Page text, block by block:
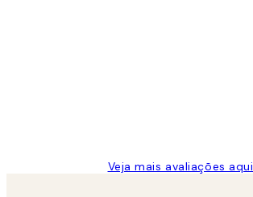
Veja mais avaliações aqui